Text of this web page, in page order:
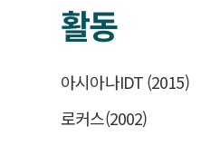
활동
아시아나IDT (2015)
로커스(2002)